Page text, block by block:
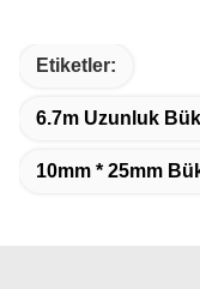
Etiketler:
6.7m Uzunluk
10mm * 25mm